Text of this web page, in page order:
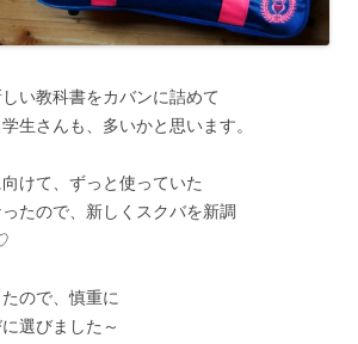
い教科書をカバンに詰めて
生さんも、多いかと思います。
けて、ずっと使っていた
たので、新しくスクバを新調
ので、慎重に
選びました～